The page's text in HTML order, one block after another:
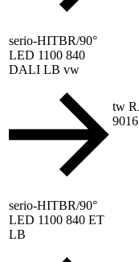
serio-HITBR/90°
LED 1100 840
DALI LB vw
tw
9016
serio-HITBR/90°
LED 1100 840 ET
LB